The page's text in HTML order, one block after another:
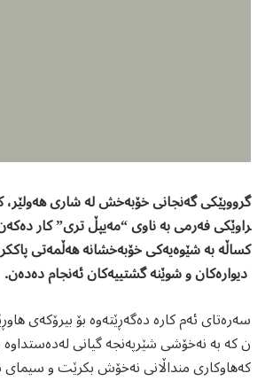
گرووپێکی گەنجانی خۆبەخش لە شاری هەولێر،
راوێکی فەرمی بە ناوی “مەیپڵ تری” کار
کساڵە بە شێوەیەکی خۆبەخشانە هەڵمەتی
دیوارەکان و شوێنە گشتییەکان ئەنجام دەدەن.
سەرەتای ئەم کارە دەگەڕێتەوە بۆ بیرۆکەی
ن کە بە نەخۆشی شێرپەنجە گیانی
کەهاوکاری منداڵانی نەخۆش بکرێت و سیمای